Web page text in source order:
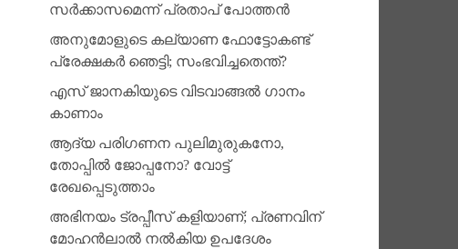
സര്‍ക്കാസമെന്ന് പ്രതാപ് പോത്തന്‍
അനുമോളുടെ കല്യാണ ഫോട്ടോകണ്ട്
പ്രേക്ഷകര്‍ ഞെട്ടി; സംഭവിച്ചതെന്ത്?
എസ് ജാനകിയുടെ വിടവാങ്ങല്‍ ഗാനം
കാണാം
ആദ്യ പരിഗണന പുലിമുരുകനോ,
തോപ്പില്‍ ജോപ്പനോ? വോട്ട്
രേഖപ്പെടുത്താം
അഭിനയം ട്രപ്പീസ് കളിയാണ്; പ്രണവിന്
മോഹന്‍ലാല്‍ നല്‍കിയ ഉപദേശം